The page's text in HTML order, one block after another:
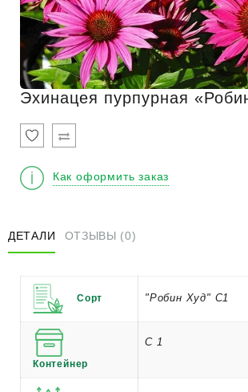
Эхинацея пурпурная
Как оформить заказ
ДЕТАЛИ ОТЗЫВЫ (0)
Сорт "Робин Худ" С1
Контейнер
С 1